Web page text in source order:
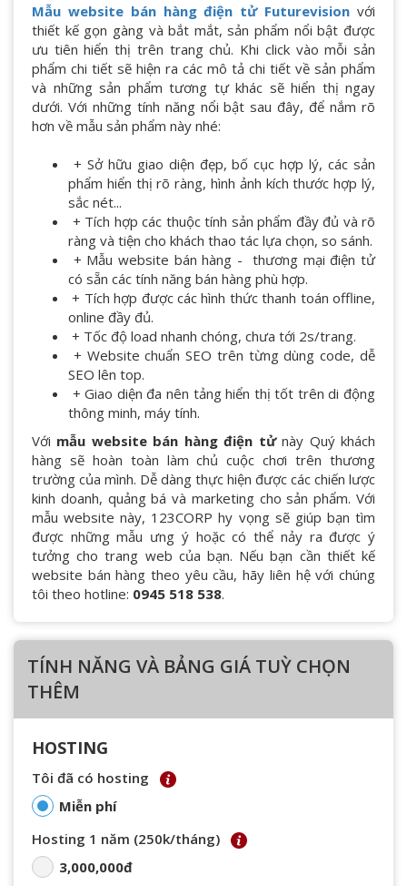
Mẫu website bán hàng điện tử Futurevision với
thiết kế gọn gàng và bắt mắt, sản phẩm nổi bật được
ưu tiên hiển thị trên trang chủ. Khi click vào mỗi sản
phẩm chi tiết sẽ hiện ra các mô tả chi tiết về sản phẩm
và những sản phẩm tương tự khác sẽ hiển thị ngay
dưới. Với những tính năng nổi bật sau đây, để nắm rõ
hơn về mẫu sản phẩm này nhé:
+ Sở hữu giao diện đẹp, bố cục hợp lý, các sản
phẩm hiển thị rõ ràng, hình ảnh kích thước hợp lý,
sắc nét...
+ Tích hợp các thuộc tính sản phẩm đầy đủ và rõ
ràng và tiện cho khách thao tác lựa chọn, so sánh.
+ Mẫu website bán hàng - thương mại điện tử
có sẵn các tính năng bán hàng phù hợp.
+ Tích hợp được các hình thức thanh toán offline,
online đầy đủ.
+ Tốc độ load nhanh chóng, chưa tới 2s/trang.
+ Website chuẩn SEO trên từng dùng code, dễ
SEO lên top.
+ Giao diện đa nên tảng hiển thị tốt trên di động
thông minh, máy tính.
Với mẫu website bán hàng điện tửnày Quý khách
hàng sẽ hoàn toàn làm chủ cuộc chơi trên thương
trường của mình. Dễ dàng thực hiện được các chiến lược
kinh doanh, quảng bá và marketing cho sản phẩm. Với
mẫu website này, 123CORP hy vọng sẽ giúp bạn tìm
được những mẫu ưng ý hoặc có thể nảy ra được ý
tưởng cho trang web của bạn. Nếu bạn cần thiết kế
website bán hàng theo yêu cầu, hãy liên hệ với chúng
tôi theo hotline: 0945 518 538.
TÍNH NĂNG VÀ BẢNG GIÁ TUỲ CHỌN
THÊM
HOSTING
Tôi đã có hosting
Miễn phí
Hosting 1 năm (250k/tháng)
3,000,000đ